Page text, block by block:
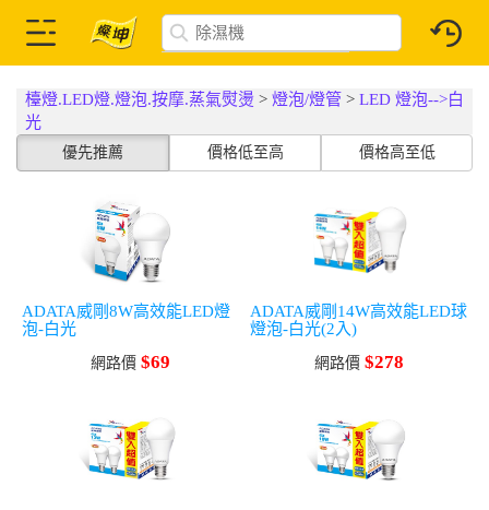
檯燈.LED燈.燈泡.按摩.蒸氣熨燙 >燈泡/燈管 >LED 燈泡-->白
光
優先推薦 價格低至高 價格高至低
ADATA威剛8W高效能LED燈
泡-白光
網路價 $69
ADATA威剛14W高效能LED球
燈泡-白光(2入)
網路價 $278